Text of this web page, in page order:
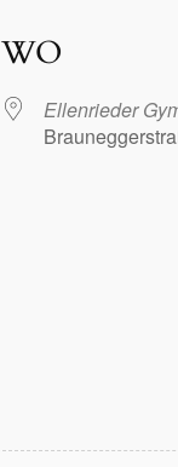
WO
Ellenrieder